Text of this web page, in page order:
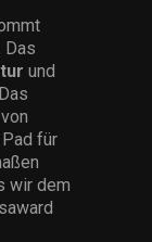
Das
und
für
wir dem